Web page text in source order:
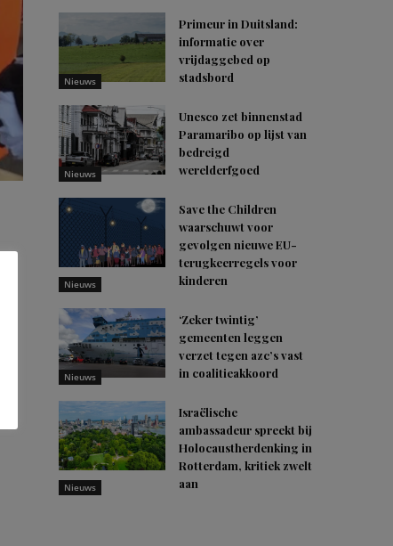
Nieuws
Primeur in Duitsland:
informatie over
vrijdaggebed op
stadsbord
Nieuws
Unesco zet binnenstad
Paramaribo op lijst van
bedreigd
werelderfgoed
Nieuws
Save the Children
waarschuwt voor
gevolgen nieuwe EU-
terugkeerregels voor
kinderen
Nieuws
‘Zeker twintig’
gemeenten leggen
verzet tegen azc’s vast
in coalitieakkoord
Nieuws
Israëlische
ambassadeur spreekt bij
Holocaustherdenking in
Rotterdam, kritiek zwelt
aan